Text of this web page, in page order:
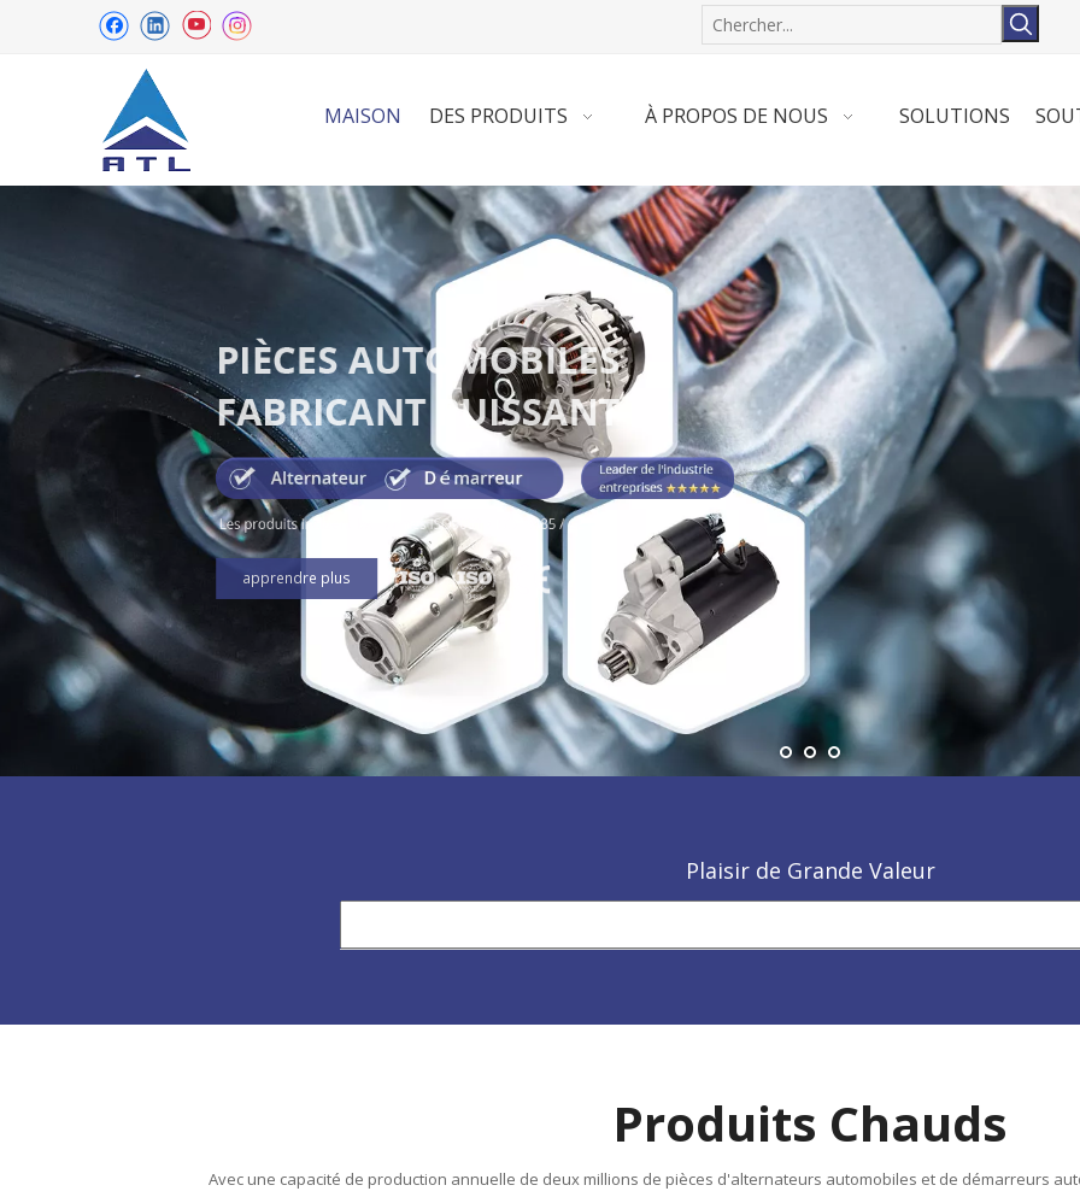
MAISON DES PRODUITS À PROPOS DE NOUS SOLUTIONS
apprendre plus
Plaisir de Grande Valeur
Produits Chauds
Avec une capacité de production annuelle de deux millions de pièces d'alternateurs automobiles et de démarreurs